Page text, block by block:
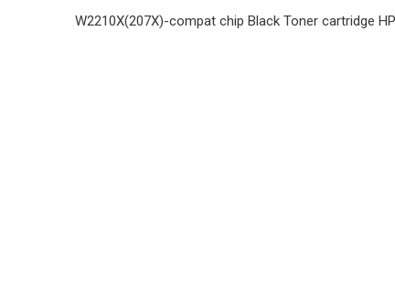
W2210X(207X)-compat chip Black Toner cartridge